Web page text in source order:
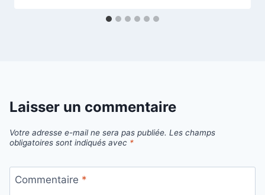
Laisser un commentaire
Votre adresse e-mail ne sera pas publiée. Les champs
obligatoires sont indiqués avec *
Commentaire *